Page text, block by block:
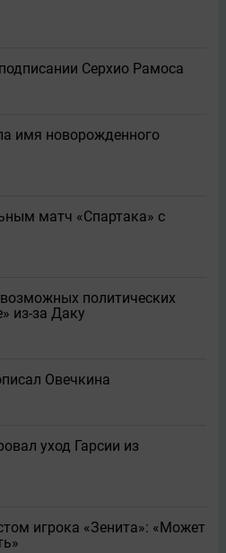
Серхио Рамоса
имя новорождeнного
матч «Спартака» с
политических
из-за Даку
Овечкина
уход Гарсии из
игрока «Зенита»: «Может